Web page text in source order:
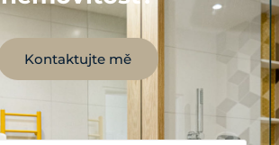
Kontaktujte mě